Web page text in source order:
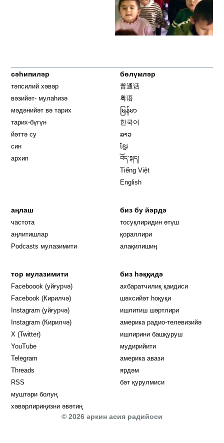
сәһипиләр
тәпсилий хәвәр
вәзийәт- мулаһизә
мәдәнийәт вә тарих
тарих-бүгүн
йәттә су
син
архип
бөлүмләр
普通话
粤语
မြန်မာ
한국어
ລາວ
ខ្មែរ
བོད་སྐད།
Tiếng Việt
English
аңлаш
частота
аңлитишлар
Podcasts мулазимити
биз бу йәрдә
тосуқлиридин өтүш
қораллири
алақилишиң
тор мулазимити
Faceboook (уйғурчә) Opens in new window
Facebook (Кирилчә) Opens in new window
Instagram (уйғурчә) Opens in new window
Instagram (Кирилчә) Opens in new window
X (Twitter)
YouTube
Telegram
Threads
RSS
муштәри болуң
хәвәрлириңизни әвәтиң
биз һәққидә
ахбаратчилиқ қаидиси
шәхсийәт һоқуқи
ишлитиш шәртлири
америка радио-телевизийә
ишлирини башқуруш
мудирийити
америка авази
ярдәм
бәт қурулмиси
© 2026 әркин асия радийоси